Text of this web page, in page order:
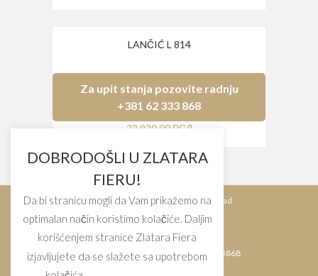
LANČIĆ L 814
Za upit stanja pozovite radnju
+381 62 333 868
22,920.00 РСД
Bulevar Kralja Aleksandra 54, Beograd
Tel.: +381113245407 Tel.: +38162333868
DOBRODOŠLI U ZLATARA
FIERU!
Da bi stranicu mogli da Vam prikažemo na
optimalan način koristimo kolačiće. Daljim
korišćenjem stranice Zlatara Fiera
izjavljujete da se slažete sa upotrebom